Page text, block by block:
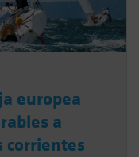
europea
a
corrientes